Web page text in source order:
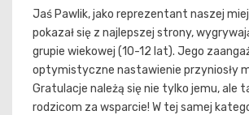
Jaś Pawlik, jako reprezentant naszej
pokazał się z najlepszej strony,
grupie wiekowej (10-12 lat). Jego
optymistyczne nastawienie przyniosły
Gratulacje należą się nie tylko jemu, ale
rodzicom za wsparcie! W tej samej